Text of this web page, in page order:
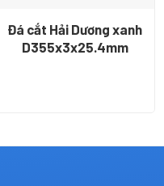
Đá cắt Hải Dương xanh
D355x3x25.4mm